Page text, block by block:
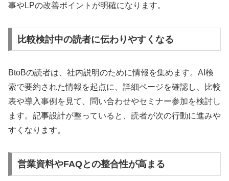
事やLPの改善ポイントが明確になります。
比較検討中の読者に伝わりやすくなる
BtoBの読者は、社内説明のために情報を集めます。AI検
索で要約された情報を起点に、詳細ページを確認し、比較
表や導入事例を見て、問い合わせやセミナー参加を検討し
ます。記事設計が整っていると、読者が次の行動に進みや
すくなります。
営業資料やFAQとの整合性が高まる